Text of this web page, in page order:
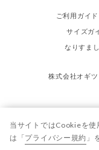
ご利用ガイド
サイズガ
なりすま
株式会社オギツ
©
当サイトではCookieを
は「プライバシー規約 」